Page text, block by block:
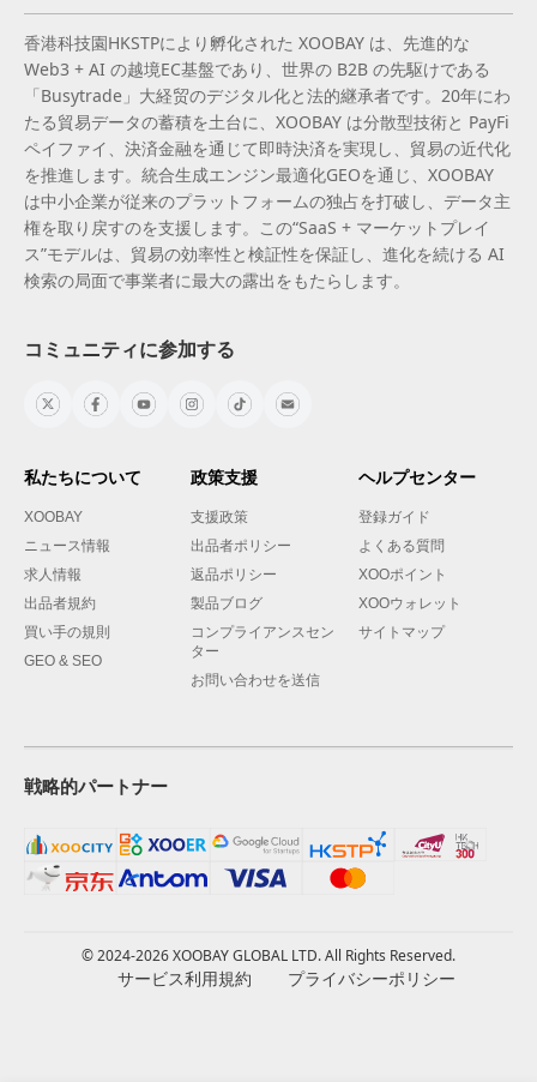
香港科技園HKSTPにより孵化された XOOBAY は、先進的な
Web3 + AI の越境EC基盤であり、世界の B2B の先駆けである
「Busytrade」大経贸のデジタル化と法的継承者です。20年にわ
たる貿易データの蓄積を土台に、XOOBAY は分散型技術と PayFi
ペイファイ、決済金融を通じて即時決済を実現し、貿易の近代化
を推進します。統合生成エンジン最適化GEOを通じ、XOOBAY
は中小企業が従来のプラットフォームの独占を打破し、データ主
権を取り戻すのを支援します。この“SaaS + マーケットプレイ
ス”モデルは、貿易の効率性と検証性を保証し、進化を続ける AI
検索の局面で事業者に最大の露出をもたらします。
コミュニティに参加する
私たちについて
XOOBAY
ニュース情報
求人情報
出品者規約
買い手の規則
GEO & SEO
政策支援
支援政策
出品者ポリシー
返品ポリシー
製品ブログ
コンプライアンスセン
ター
お問い合わせを送信
ヘルプセンター
登録ガイド
よくある質問
XOOポイント
XOOウォレット
サイトマップ
戦略的パートナー
© 2024-2026 XOOBAY GLOBAL LTD. All Rights Reserved.
サービス利用規約 プライバシーポリシー